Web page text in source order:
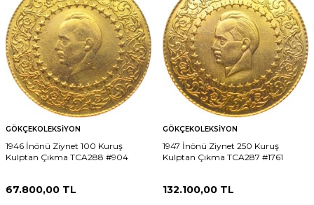
GÖKÇEKOLEKSIYON
1946 İnönü Ziynet 100 Kuruş
Kulptan Çıkma TCA288 #904
67.800,00 TL
GÖKÇEKOLEKSIYON
1947 İnönü Ziynet 250 Kuruş
Kulptan Çıkma TCA287 #1761
132.100,00 TL